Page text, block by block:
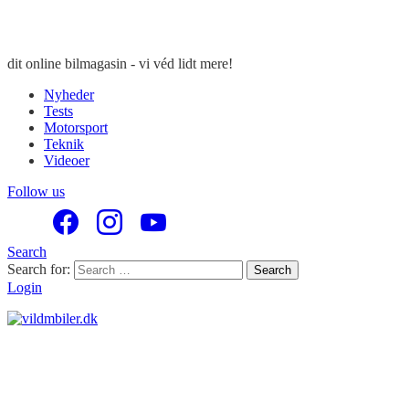
dit online bilmagasin - vi véd lidt mere!
Nyheder
Tests
Motorsport
Teknik
Videoer
Follow us
Search
Search for:
Search
Login